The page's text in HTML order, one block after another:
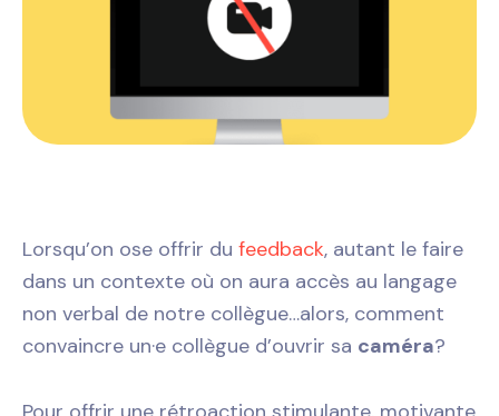
Lorsqu’on ose offrir du feedback, autant le faire
dans un contexte où on aura accès au langage
non verbal de notre collègue…alors, comment
convaincre un·e collègue d’ouvrir sa caméra?